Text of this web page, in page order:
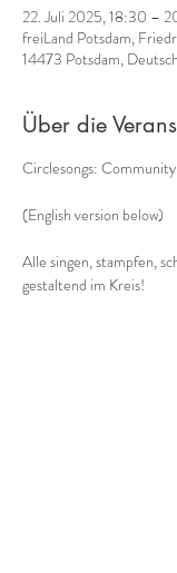
22. Juli 2025, 18:30 –
freiLand Potsdam,
14473 Potsdam,
Über die
Circlesongs:
(English version below)
Alle singen, stampfen,
gestaltend im Kreis!